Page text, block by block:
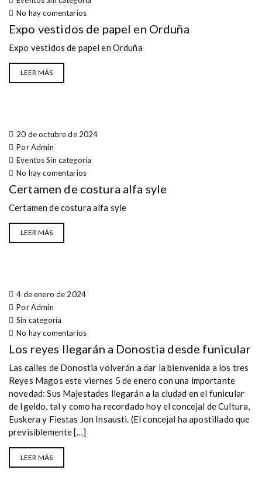
No hay comentarios
Expo vestidos de papel en Orduña
Expo vestidos de papel en Orduña
LEER MÁS
20 de octubre de 2024
Por Admin
Eventos Sin categoría
No hay comentarios
Certamen de costura alfa syle
Certamen de costura alfa syle
LEER MÁS
4 de enero de 2024
Por Admin
Sin categoría
No hay comentarios
Los reyes llegarán a Donostia desde funicular
Las calles de Donostia volverán a dar la bienvenida a los tres
Reyes Magos este viernes 5 de enero con una importante
novedad: Sus Majestades llegarán a la ciudad en el funicular
de Igeldo, tal y como ha recordado hoy el concejal de Cultura,
Euskera y Fiestas Jon Insausti. (El concejal ha apostillado que
previsiblemente […]
LEER MÁS